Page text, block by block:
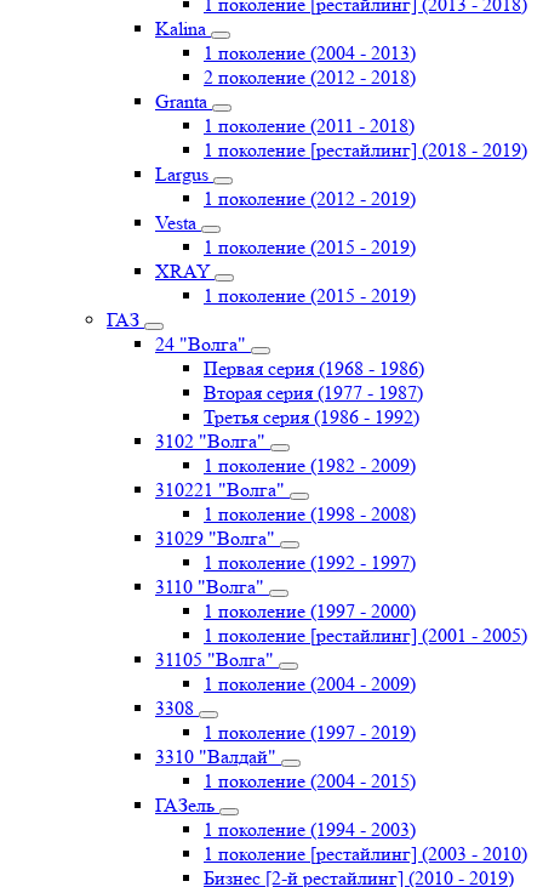
Kalina
1 поколение (2004 - 2013)
2 поколение (2012 - 2018)
Granta
1 поколение (2011 - 2018)
1 поколение [рестайлинг] (2018 - 2019)
Largus
1 поколение (2012 - 2019)
Vesta
1 поколение (2015 - 2019)
XRAY
1 поколение (2015 - 2019)
ГАЗ
24 "Волга"
Первая серия (1968 - 1986)
Вторая серия (1977 - 1987)
Третья серия (1986 - 1992)
3102 "Волга"
1 поколение (1982 - 2009)
310221 "Волга"
1 поколение (1998 - 2008)
31029 "Волга"
1 поколение (1992 - 1997)
3110 "Волга"
1 поколение (1997 - 2000)
1 поколение [рестайлинг] (2001 - 2005)
31105 "Волга"
1 поколение (2004 - 2009)
3308
1 поколение (1997 - 2019)
3310 "Валдай"
1 поколение (2004 - 2015)
ГАЗель
1 поколение (1994 - 2003)
1 поколение [рестайлинг] (2003 - 2010)
Бизнес [2-й рестайлинг] (2010 - 2019)